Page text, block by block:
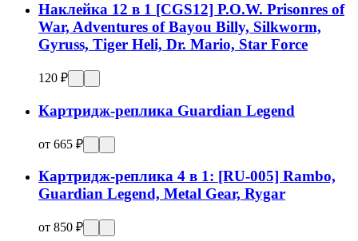
Наклейка 12 в 1 [CGS12] P.O.W. Prisonres of
War, Adventures of Bayou Billy, Silkworm,
Gyruss, Tiger Heli, Dr. Mario, Star Force
120 ₽
Картридж-реплика Guardian Legend
от 665 ₽
Картридж-реплика 4 в 1: [RU-005] Rambo,
Guardian Legend, Metal Gear, Rygar
от 850 ₽